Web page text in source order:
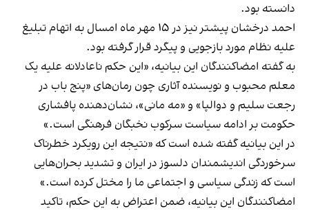
دانسته بود.
احمد درخشان پیشتر نیز در ۱۵ مهر ماه امسال به اتهام تبلیغ
علیه نظام مورد بازجویی و پیگرد قرار گرفته بود.
به گفته امضاکنندگان این بیانیه،‌ «این حکم ناعادلانه علیه یک
معلم محبوب و نویسنده‌ آثاری چون رمان‌های «پنج باب در
رجعت سلیم و دوالپا» و «مه مانی»، نشان‌دهنده‌ پافشاری
حکومت بر ادامه سیاست سرکوب نخبگان فرهنگی است.»
در این بیانیه گفته شده است که «نتیجه‌ این رویکرد خطرناک
سرخوردگی اندیشمندان دلسوز در ایران و تشدید بحران‌هایی
است که زندگی سیاسی و اجتماعی ما را مختل کرده است.»
امضاکنندگان این بیانیه، ضمن اعتراض به این حکم، تاکید